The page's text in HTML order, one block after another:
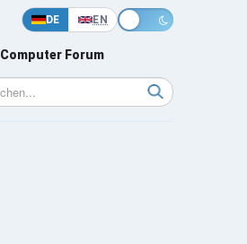
DE EN
Computer Forum